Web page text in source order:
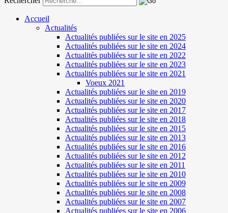
Accueil
Actualités
Actualités publiées sur le site en 2025
Actualités publiées sur le site en 2024
Actualités publiées sur le site en 2022
Actualités publiées sur le site en 2023
Actualités publiées sur le site en 2021
Voeux 2021
Actualités publiées sur le site en 2019
Actualités publiées sur le site en 2020
Actualités publiées sur le site en 2017
Actualités publiées sur le site en 2018
Actualités publiées sur le site en 2015
Actualités publiées sur le site en 2013
Actualités publiées sur le site en 2016
Actualités publiées sur le site en 2012
Actualités publiées sur le site en 2011
Actualités publiées sur le site en 2010
Actualités publiées sur le site en 2009
Actualités publiées sur le site en 2008
Actualités publiées sur le site en 2007
Actualités publiées sur le site en 2006